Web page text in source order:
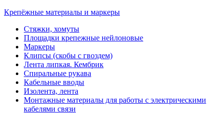
Крепёжные материалы и маркеры
Стяжки, хомуты
Площадки крепежные нейлоновые
Маркеры
Клипсы (скобы с гвоздем)
Лента липкая. Кембрик
Спиральные рукава
Кабельные вводы
Изолента, лента
Монтажные материалы для работы с электрическими
кабелями связи